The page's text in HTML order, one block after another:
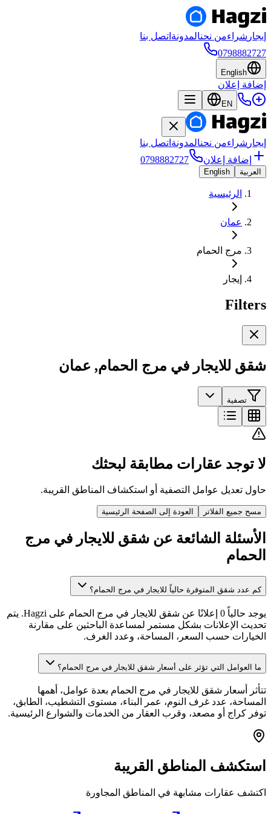
إيجار شراءمن نحنالمدونة اتصل بنا
0798882727
English
إضافة إعلان
EN
إيجار شراءمن نحنالمدونة اتصل بنا
إضافة إعلان
0798882727
العربية English
الرئيسية
عمان
مرج الحمام
إيجار
Filters
شقق للايجار في مرج الحمام, عمان
تصفية
لا توجد عقارات مطابقة لبحثك
حاول تعديل عوامل التصفية أو استكشاف المناطق القريبة.
مسح جميع الفلاتر العودة إلى الصفحة الرئيسية
الأسئلة الشائعة عن شقق للايجار في مرج
الحمام
كم عدد شقق المتوفرة حالياً للايجار في مرج الحمام؟
يوجد حالياً 0 إعلانًا عن شقق للايجار في مرج الحمام على Hagzi. يتم
تحديث الإعلانات بشكل مستمر لمساعدة الباحثين على مقارنة
الخيارات حسب السعر، المساحة، وعدد الغرف.
ما العوامل التي تؤثر على أسعار شقق للايجار في مرج الحمام؟
تتأثر أسعار شقق للايجار في مرج الحمام بعدة عوامل، أهمها
المساحة، عدد غرف النوم، عمر البناء، مستوى التشطيب، الطابق،
توفر كراج أو مصعد، وقرب العقار من الخدمات والشوارع الرئيسية.
استكشف المناطق القريبة
اكتشف عقارات مشابهة في المناطق المجاورة